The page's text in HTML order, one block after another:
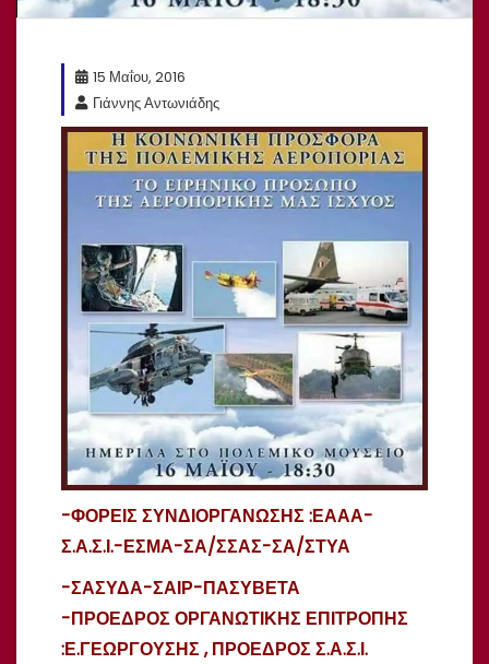
15 Μαΐου, 2016
Γιάννης Αντωνιάδης
-ΦΟΡΕΙΣ ΣΥΝΔΙΟΡΓΑΝΩΣΗΣ :ΕΑΑΑ-
Σ.Α.Σ.Ι.-ΕΣΜΑ-ΣΑ/ΣΣΑΣ-ΣΑ/ΣΤΥΑ
-ΣΑΣΥΔΑ-ΣΑΙΡ-ΠΑΣΥΒΕΤΑ
-ΠΡΟΕΔΡΟΣ ΟΡΓΑΝΩΤΙΚΗΣ ΕΠΙΤΡΟΠΗΣ
:Ε.ΓΕΩΡΓΟΥΣΗΣ , ΠΡΟΕΔΡΟΣ Σ.Α.Σ.Ι.